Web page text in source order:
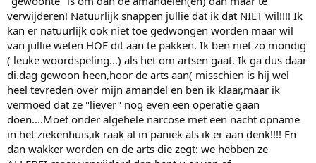
verwijderen! Natuurlijk snappen jullie dat ik dat NIET wil!!!! Ik
kan er natuurlijk ook niet toe gedwongen worden maar wil
van jullie weten HOE dit aan te pakken. Ik ben niet zo mondig
( leuke woordspeling...) als het om artsen gaat. Ik ga dus daar
di.dag gewoon heen,hoor de arts aan( misschien is hij wel
heel tevreden over mijn amandel en ben ik klaar,maar ik
vermoed dat ze "liever" nog even een operatie gaan
doen....Moet onder algehele narcose met een nacht opname
in het ziekenhuis,ik raak al in paniek als ik er aan denk!!!! En
dan wakker worden en de arts die zegt: we hebben ze